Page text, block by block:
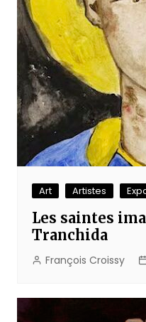
Art Artistes
Les saintes
Tranchida
François Croissy